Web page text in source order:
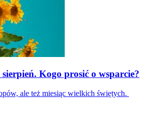
Kogo prosić o wsparcie?
ale też miesiąc wielkich świętych.